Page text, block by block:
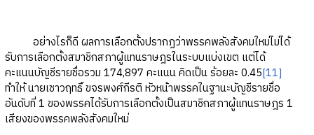
อย่างไรก็ดี ผลการเลือกตั้งปรากฏว่าพรรคพลังสังคมใหม่ไม่ได้
รับการเลือกตั้งสมาชิกสภาผู้แทนราษฎรในระบบแบ่งเขต แต่ได้
คะแนนบัญชีรายชื่อรวม 174,897 คะแนน คิดเป็น ร้อยละ 0.45[11]
ทำให้ นายเชาวฤทธิ์ ขจรพงศ์กีรติ หัวหน้าพรรคในฐานะบัญชีรายชื่อ
อันดับที่ 1 ของพรรคได้รับการเลือกตั้งเป็นสมาชิกสภาผู้แทนราษฎร 1
เสียงของพรรคพลังสังคมใหม่